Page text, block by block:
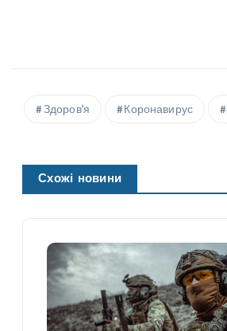
Здоров'я Коронавирус
Схожі новини